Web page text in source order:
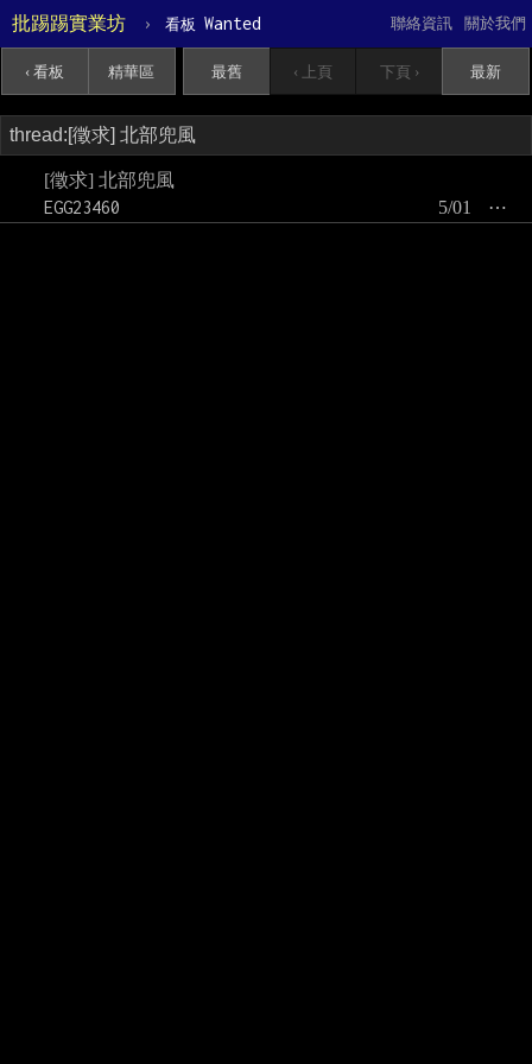
批踢踢實業坊 › 看板 Wanted 關於我們
聯絡資訊
‹ 看板 精華區 最舊 ‹ 上頁 下頁 › 最新
[徵求] 北部兜風
EGG23460
⋯
5/01